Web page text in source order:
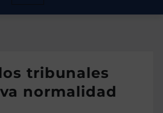
tribunales
normalidad